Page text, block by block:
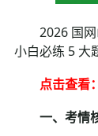
2026 国网
小白必练 5 大
点击查看：
一、考情